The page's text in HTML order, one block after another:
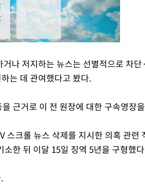
Mute
나 저지하는 뉴스는 선별적으로 차
는 데 관여했다고 봤다.
근거로 이 전 원장에 대한 구속영장
스크롤 뉴스 삭제를 지시한 의혹 관련
한 뒤 이달 15일 징역 5년을 구형했